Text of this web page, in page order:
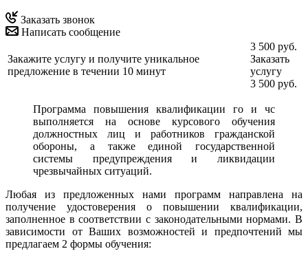
Заказать звонок
Написать сообщение
Закажите услугу и получите уникальное
предложение в течении 10 минут
3 500 руб.
Заказать
услугу
3 500 руб.
Программа повышения квалификации го и чс
выполняется на основе курсового обучения
должностных лиц и работников гражданской
обороны, а также единой государственной
системы предупреждения и ликвидации
чрезвычайных ситуаций.
Любая из предложенных нами программ направлена на
получение удостоверения о повышении квалификации,
заполненное в соответствии с законодательными нормами. В
зависимости от Ваших возможностей и предпочтений мы
предлагаем 2 формы обучения: